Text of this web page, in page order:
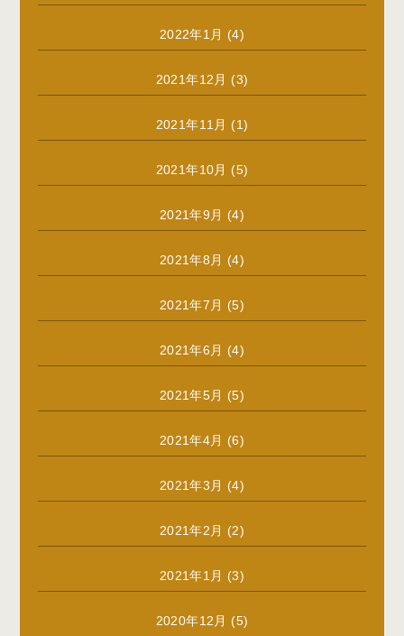
2022年1月 (4)
2021年12月 (3)
2021年11月 (1)
2021年10月 (5)
2021年9月 (4)
2021年8月 (4)
2021年7月 (5)
2021年6月 (4)
2021年5月 (5)
2021年4月 (6)
2021年3月 (4)
2021年2月 (2)
2021年1月 (3)
2020年12月 (5)